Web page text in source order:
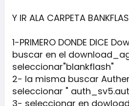
Y IR ALA CARPETA
1-PRIMERO DONDE DICE
buscar en el
seleccionar"blankflash"
2- la misma buscar
seleccionar "
3- seleccionar en